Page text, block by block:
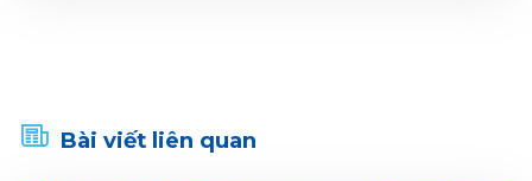
Bài viết liên quan